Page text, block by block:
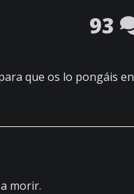
93
que os lo pongáis en
morir.